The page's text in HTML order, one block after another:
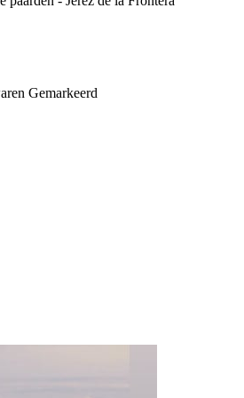
Gemarkeerd